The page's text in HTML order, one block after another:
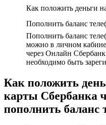
Как положить деньги
Пополнить баланс
Пополнить баланс
можно в личном
через Онлайн
необходимо быть
Как положить
карты Сбербанка
пополнить баланс